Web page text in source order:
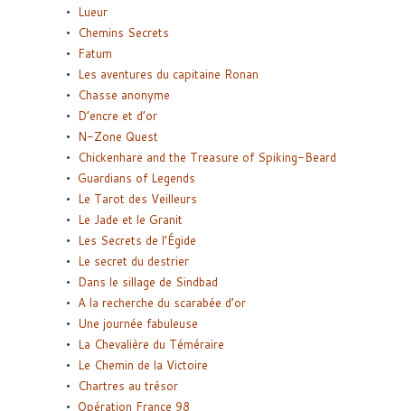
Lueur
Chemins Secrets
Fatum
Les aventures du capitaine Ronan
Chasse anonyme
D’encre et d’or
N-Zone Quest
Chickenhare and the Treasure of Spiking-Beard
Guardians of Legends
Le Tarot des Veilleurs
Le Jade et le Granit
Les Secrets de l’Égide
Le secret du destrier
Dans le sillage de Sindbad
A la recherche du scarabée d’or
Une journée fabuleuse
La Chevalière du Téméraire
Le Chemin de la Victoire
Chartres au trésor
Opération France 98